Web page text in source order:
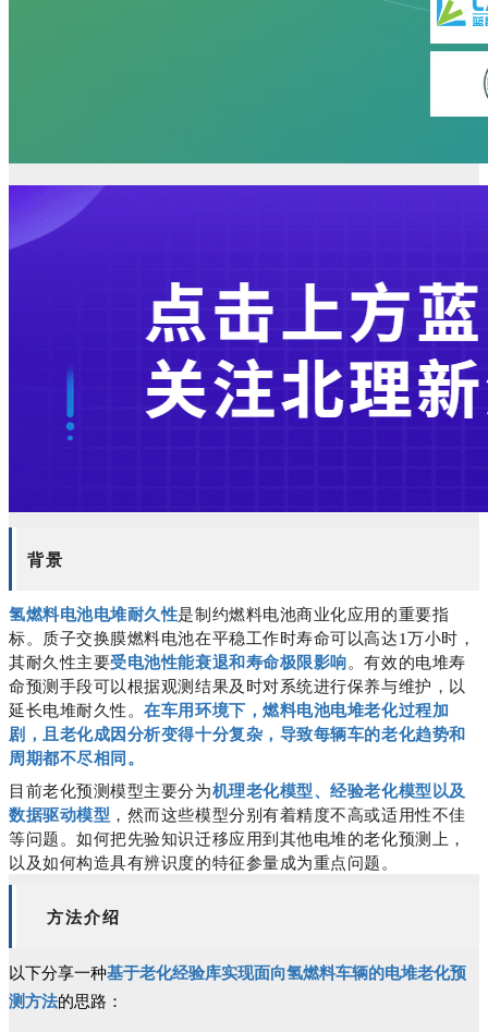
背景
氢燃料电池电堆耐久性是制约燃料电池商业化应用的重要指
标。质子交换膜燃料电池在平稳工作时寿命可以高达1万小时，
其耐久性主要受电池性能衰退和寿命极限影响。有效的电堆寿
命预测手段可以根据观测结果及时对系统进行保养与维护，以
延长电堆耐久性。在车用环境下，燃料电池电堆老化过程加
剧，且老化成因分析变得十分复杂，导致每辆车的老化趋势和
周期都不尽相同。
目前老化预测模型主要分为机理老化模型、经验老化模型以及
数据驱动模型 ，然而这些模型分别有着精度不高或适用性不佳
等问题。如何把先验知识迁移应用到其他电堆的老化预测上，
以及如何构造具有辨识度的特征参量成为重点问题。
方法介绍
以下分享一种基于老化经验库实现面向氢燃料车辆的电堆老化预
测方法的思路：